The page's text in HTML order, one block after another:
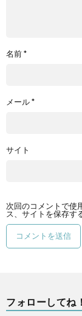
名前*
メール*
サイト
次回のコメントで使
ス、サイトを保存す
フォローしてね！